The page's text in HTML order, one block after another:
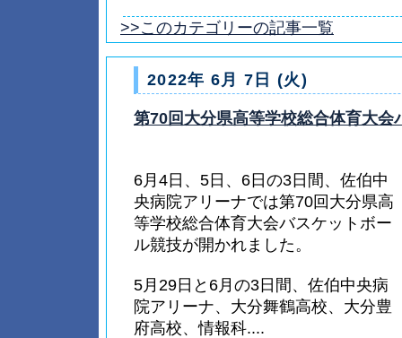
>>このカテゴリーの記事一覧
2022年 6月 7日 (火)
第70回大分県高等学校総合体育大会
6月4日、5日、6日の3日間、佐伯中
央病院アリーナでは第70回大分県高
等学校総合体育大会バスケットボー
ル競技が開かれました。
5月29日と6月の3日間、佐伯中央病
院アリーナ、大分舞鶴高校、大分豊
府高校、情報科....